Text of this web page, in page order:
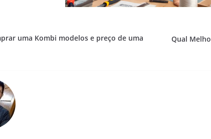
uma Kombi modelos e preço de uma
Qual